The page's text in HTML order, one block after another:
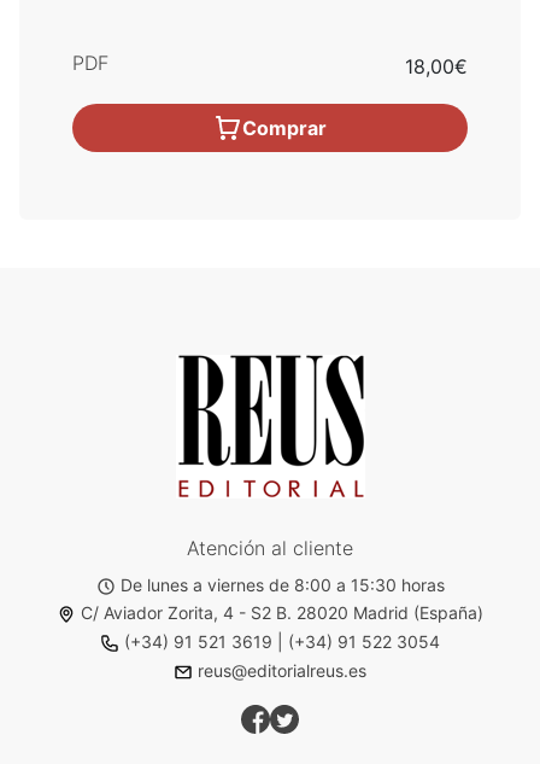
PDF 18,00€
Comprar
Atención al cliente
De lunes a viernes de 8:00 a 15:30 horas
C/ Aviador Zorita, 4 - S2 B. 28020 Madrid (España)
(+34) 91 521 3619
(+34) 91 522 3054
reus@editorialreus.es